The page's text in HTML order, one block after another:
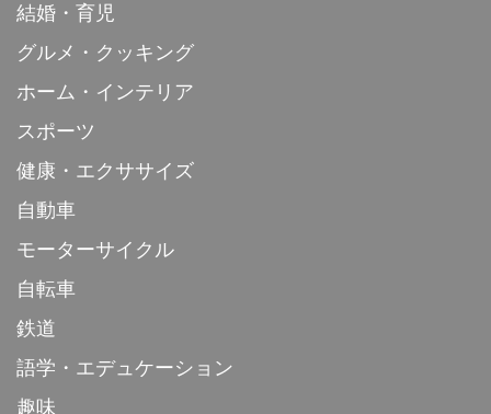
結婚・育児
グルメ・クッキング
ホーム・インテリア
スポーツ
健康・エクササイズ
自動車
モーターサイクル
自転車
鉄道
語学・エデュケーション
趣味